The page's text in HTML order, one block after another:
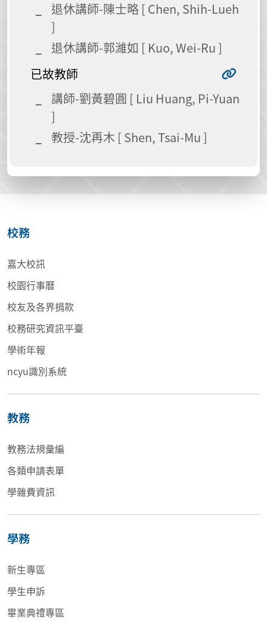
退休講師-陳士略 [ Chen, Shih-Lueh
]
退休講師-郭濰如 [ Kuo, Wei-Ru ]
已故教師
講師-劉黃碧圓 [ Liu Huang, Pi-Yuan
]
教授-沈再木 [ Shen, Tsai-Mu ]
校務
嘉大校訊
校園行事曆
校友及各界捐款
校務研究資訊平臺
學術年報
ncyu識別系統
教務
教務法規彙編
各類申請表單
學雜費資訊
學務
新生專區
學生申訴
畢業典禮專區